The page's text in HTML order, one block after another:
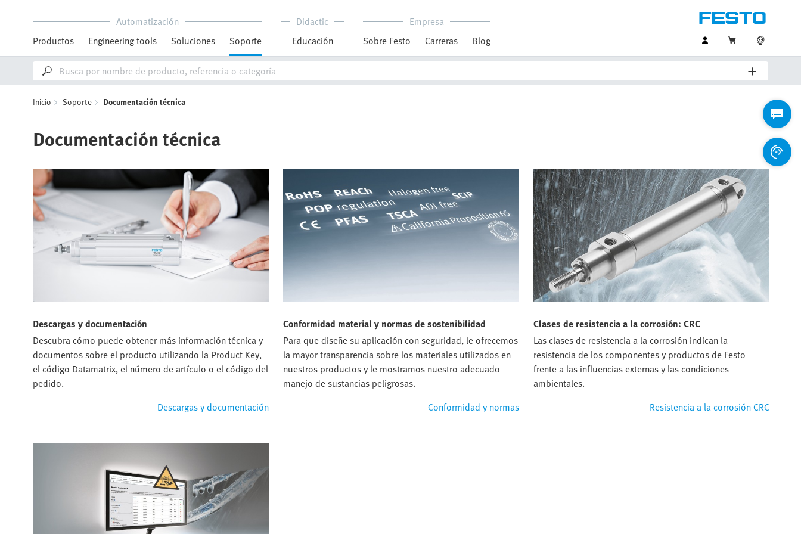
Automatización
Productos
Engineering tools Soluciones Soporte
Didactic
Educación
Empresa
Sobre Festo
Carreras Blog
Inicio Soporte Documentación técnica
Documentación técnica
Descargas y documentación
Descubra cómo puede obtener más información técnica y
documentos sobre el producto utilizando la Product Key,
el código Datamatrix, el número de artículo o el código del
pedido.
Descargas y documentación
Conformidad material y normas de sostenibilidad
Para que diseñe su aplicación con seguridad, le ofrecemos
la mayor transparencia sobre los materiales utilizados en
nuestros productos y le mostramos nuestro adecuado
manejo de sustancias peligrosas.
Conformidad y normas
Clases de resistencia a la corrosión: CRC
Las clases de resistencia a la corrosión indican la
resistencia de los componentes y productos de Festo
frente a las influencias externas y las condiciones
ambientales.
Resistencia a la corrosión CRC